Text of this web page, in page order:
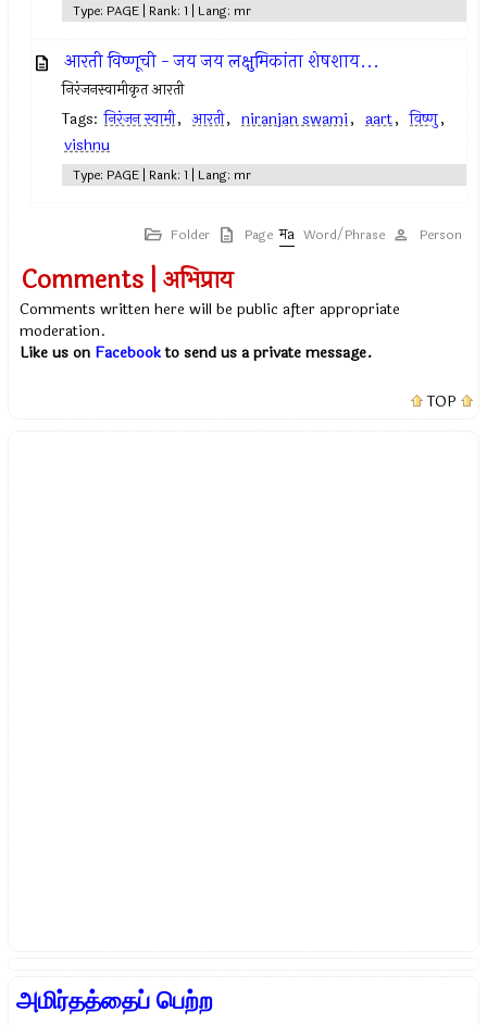
Type: PAGE | Rank: 1 | Lang: mr
आरती विष्णूची - जय जय लक्षुमिकांता शेषशाय...
निरंजनस्वामीकृत आरती
Tags: निरंजन स्वामी, आरती, niranjan swami, aart, विष्णु,
vishnu
Type: PAGE | Rank: 1 | Lang: mr
Folder Page Word/Phrase Person
Comments | अभिप्राय
Comments written here will be public after appropriate
moderation.
Like us on Facebookto send us a private message.
TOP
அமிர்தத்தைப் பெற்ற